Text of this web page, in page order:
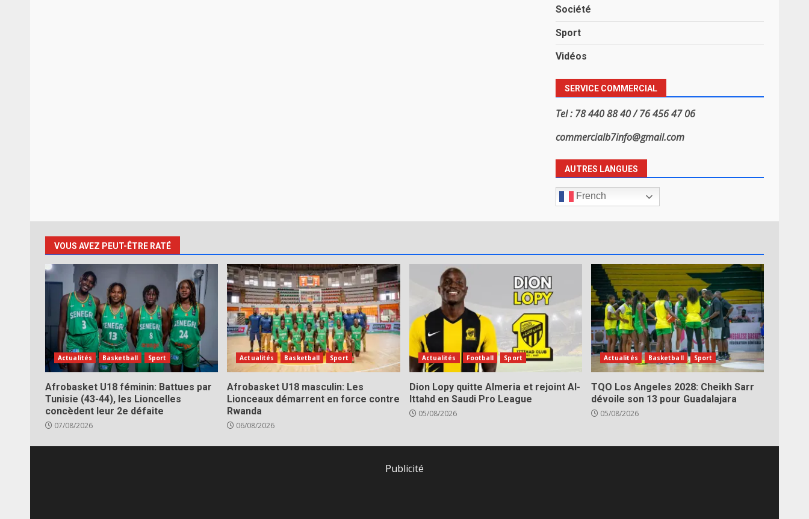
Société
Sport
Vidéos
SERVICE COMMERCIAL
Tel : 78 440 88 40 / 76 456 47 06
commercialb7info@gmail.com
AUTRES LANGUES
French
VOUS AVEZ PEUT-ÊTRE RATÉ
Actualités Basketball Sport
Afrobasket U18 féminin: Battues par
Tunisie (43-44), les Lioncelles
concèdent leur 2e défaite
07/08/2026
Actualités Basketball Sport
Afrobasket U18 masculin: Les
Lionceaux démarrent en force contre
Rwanda
06/08/2026
Actualités Football Sport
Dion Lopy quitte Almeria et rejoint Al-
Ittahd en Saudi Pro League
05/08/2026
Actualités Basketball Sport
TQO Los Angeles 2028: Cheikh Sarr
dévoile son 13 pour Guadalajara
05/08/2026
Publicité